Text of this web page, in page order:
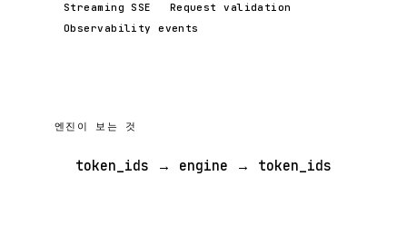
Streaming SSE
Request validation
Observability events
엔진이 보는 것
token_ids → engine → token_ids